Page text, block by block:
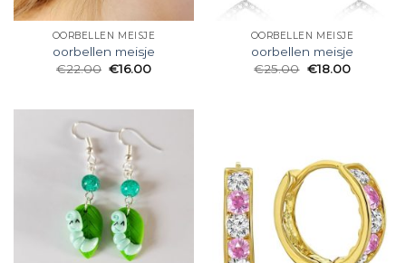
OORBELLEN MEISJE
oorbellen meisje
€22.00 €16.00
OORBELLEN MEISJE
oorbellen meisje
€25.00 €18.00